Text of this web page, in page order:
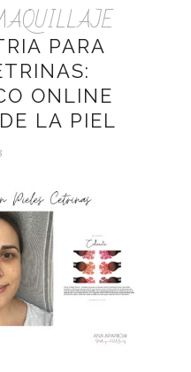
PARA
ONLINE
LA PIEL